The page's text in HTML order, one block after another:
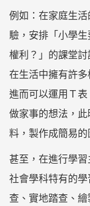
例如：在家庭生
驗，安排「小學
權利？」的課堂
在生活中擁有許
進而可以運用Ｔ
做家事的想法，
料，製作成簡易的
甚至，在進行學
社會學科特有的
查、實地踏查、